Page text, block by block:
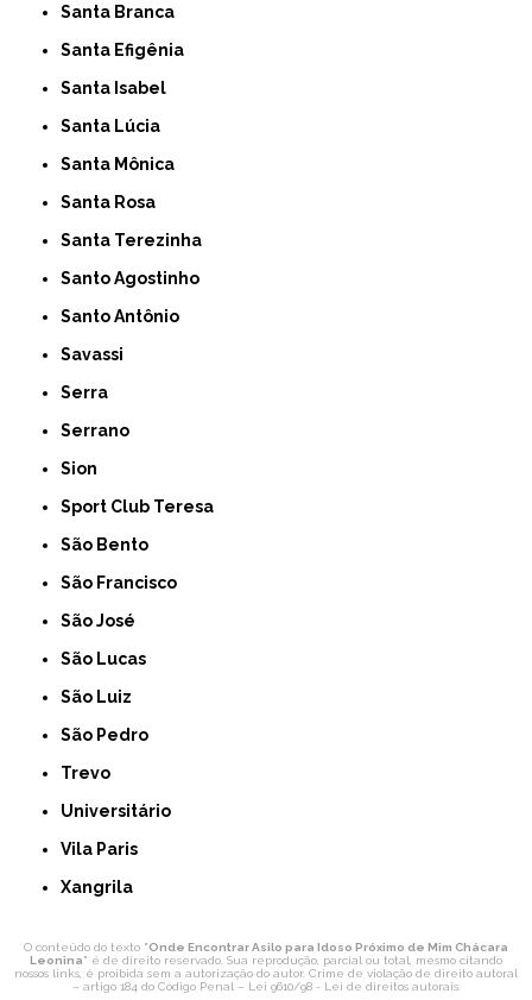
Santa Branca
Santa Efigênia
Santa Isabel
Santa Lúcia
Santa Mônica
Santa Rosa
Santa Terezinha
Santo Agostinho
Santo Antônio
Savassi
Serra
Serrano
Sion
Sport Club Teresa
São Bento
São Francisco
São José
São Lucas
São Luiz
São Pedro
Trevo
Universitário
Vila Paris
Xangrila
O conteúdo do texto "Onde Encontrar Asilo para Idoso Próximo de Mim Chácara
Leonina" é de direito reservado. Sua reprodução, parcial ou total, mesmo citando
nossos links, é proibida sem a autorização do autor. Crime de violação de direito autoral
– artigo 184 do Código Penal – Lei 9610/98 - Lei de direitos autorais.